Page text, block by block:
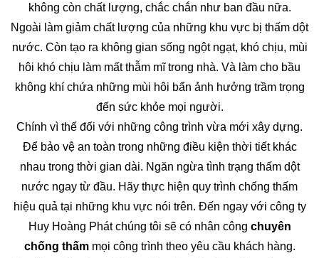
không còn chất lượng, chắc chắn như ban đầu nữa.
Ngoài làm giảm chất lượng của những khu vực bị thấm dột
nước. Còn tạo ra không gian sống ngột ngạt, khó chịu, mùi
hôi khó chịu làm mất thẫm mĩ trong nhà. Và làm cho bầu
không khí chứa những mùi hôi bẩn ảnh hưởng trầm trọng
đến sức khỏe mọi người.
Chính vì thế đối với những công trình vừa mới xây dựng.
Để bảo vệ an toàn trong những điều kiện thời tiết khác
nhau trong thời gian dài. Ngăn ngừa tình trạng thấm dột
nước ngay từ đầu. Hãy thực hiện quy trình chống thấm
hiệu quả tại những khu vực nói trên. Đến ngay với công ty
Huy Hoàng Phát chúng tôi sẽ có nhân công chuyên
chống thấmmọi công trình theo yêu cầu khách hàng.